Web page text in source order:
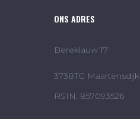
ONS ADRES
Bereklauw 17
3738TG Maartensdijk
RSIN: 857093526